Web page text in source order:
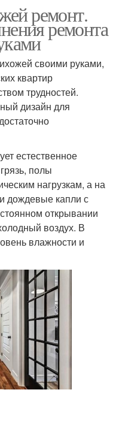
ремонт.
ремонта
своими руками,
квартир
трудностей.
дизайн для
естественное
полы
нагрузкам, а на
дождевые капли с
открывании
воздух. В
влажности и